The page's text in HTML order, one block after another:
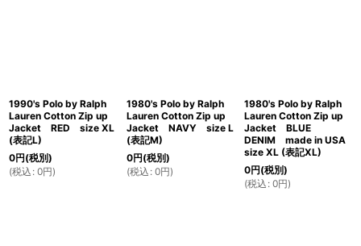
1990's Polo by Ralph
Lauren Cotton Zip up
Jacket RED size XL
(表記L)
0円(税別)
(税込 : 0円)
1980's Polo by Ralph
Lauren Cotton Zip up
Jacket NAVY size L
(表記M)
0円(税別)
(税込 : 0円)
1980's Polo by Ralph
Lauren Cotton Zip up
Jacket BLUE
DENIM made in USA
size XL (表記XL)
0円(税別)
(税込 : 0円)